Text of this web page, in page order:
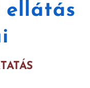
ellátás